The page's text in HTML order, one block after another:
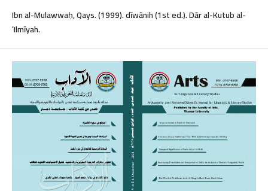
Ibn al-Mulawwaḥ, Qays. (1999). dīwānih (1st ed.). Dār al-Kutub al-
ʻIlmīyah.